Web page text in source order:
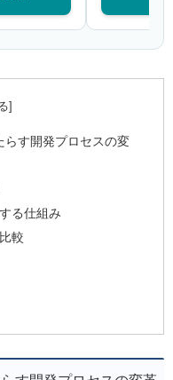
す開発プロセスの変
る仕組み
較